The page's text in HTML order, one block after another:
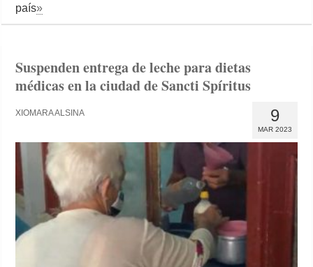
país»
Suspenden entrega de leche para dietas
médicas en la ciudad de Sancti Spíritus
9
MAR 2023
XIOMARA ALSINA